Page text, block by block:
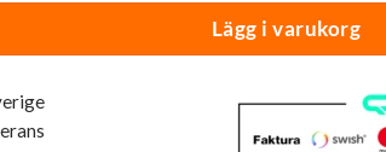
Broderade | Provance® mängd
Lägg i varukorg